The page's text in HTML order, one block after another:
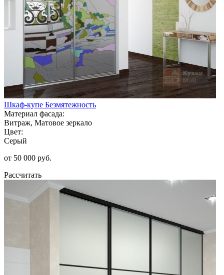
Шкаф-купе Безмятежность
Материал фасада:
Витраж, Матовое зеркало
Цвет:
Серый
от 50 000 руб.
Рассчитать